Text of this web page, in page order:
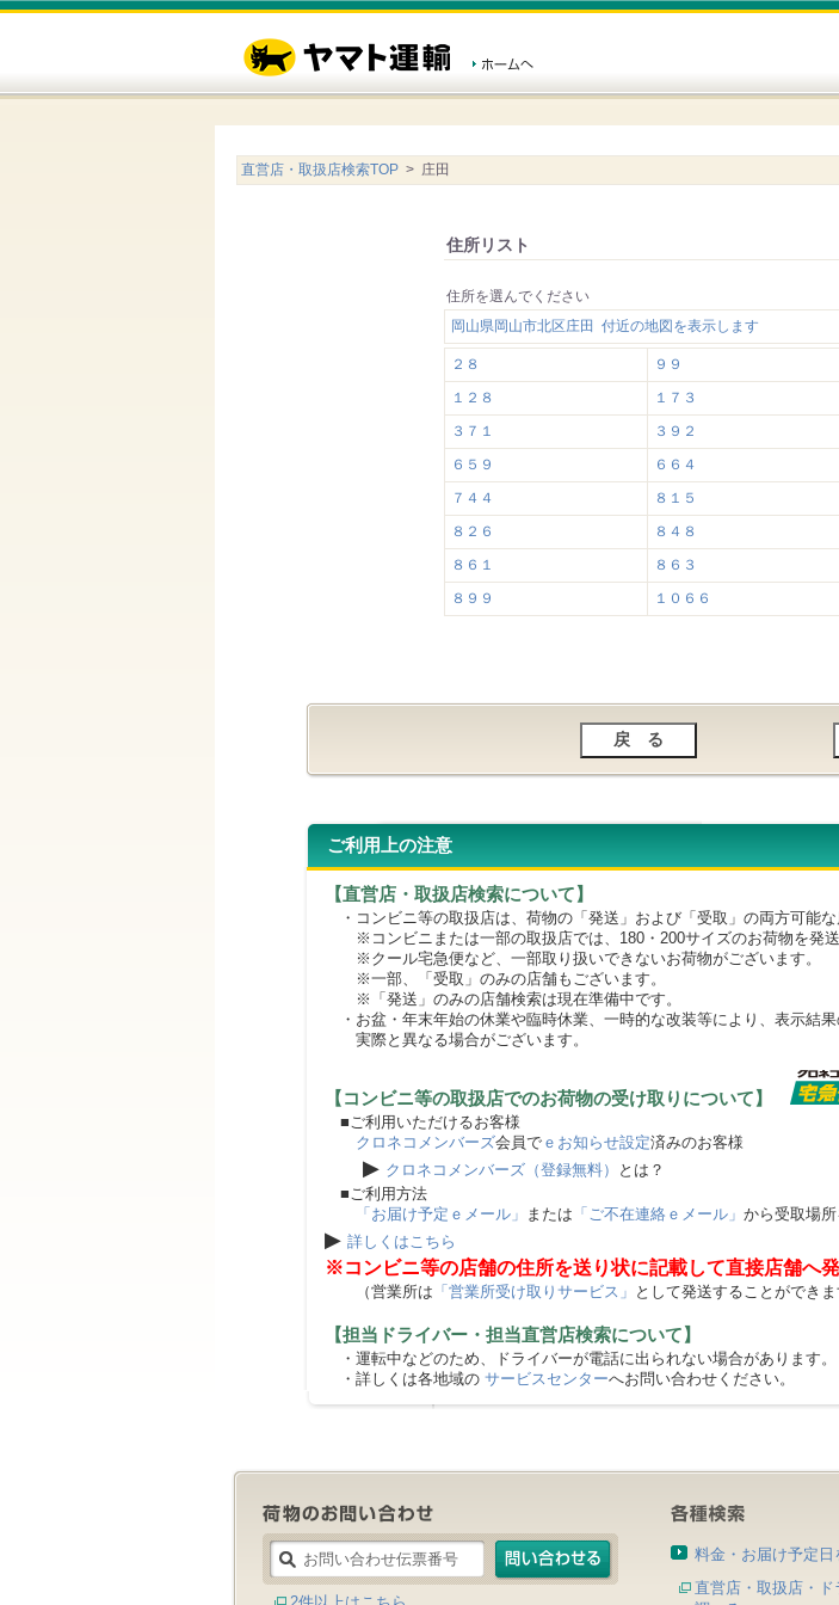
直営店・取扱店検索TOP > 庄田
住所リスト
住所を選んでください
岡山県岡山市北区庄田 付近の地図を表示します
２８ ９９
１２８
１７３
３７１
３９２
６５９
６６４
７４４
８１５
８２６
８４８
８６１
８６３
８９９
１０６６
ご利用上の注意
【直営店・取扱店検索について】
・コンビニ等の取扱店は、荷物の「発送」および「受取」の両方可能な
※コンビニまたは一部の取扱店では、180・200サイズのお荷物を発送
※クール宅急便など、一部取り扱いできないお荷物がございます。
※一部、「受取」のみの店舗もございます。
※「発送」のみの店舗検索は現在準備中です。
・お盆・年末年始の休業や臨時休業、一時的な改装等により、表示結
実際と異なる場合がございます。
【コンビニ等の取扱店でのお荷物の受け取りについて】
■ご利用いただけるお客様
クロネコメンバーズ会員で ｅお知らせ設定済みのお客様
▶ クロネコメンバーズ（登録無料）
とは？
■ご利用方法
「お届け予定ｅメール」 または 「ご不在連絡ｅメール」 から受取場所
▶ 詳しくはこちら
※コンビニ等の店舗の住所を送り状に記載して直接店舗へ
（営業所は 「営業所受け取りサービス」 として発送することができま
【担当ドライバー・担当直営店検索について】
・運転中などのため、ドライバーが電話に出られない場合があります。
・詳しくは各地域の サービスセンターへお問い合わせください。
料金・お届け予定日
直営店・取扱店・ド